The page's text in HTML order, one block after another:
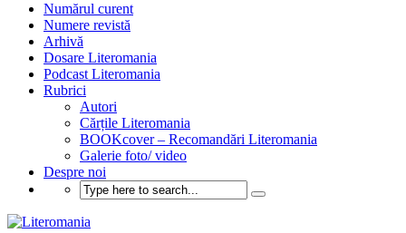
Numărul curent
Numere revistă
Arhivă
Dosare Literomania
Podcast Literomania
Rubrici
Autori
Cărțile Literomania
BOOKcover – Recomandări Literomania
Galerie foto/ video
Despre noi